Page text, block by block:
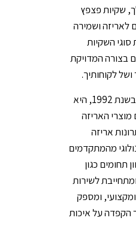
שקיות פצפץ
לאריזה ושמירה
השקיות
בצורה המדויקת
לקוחותיך.
חברת ג.כ. שיווק כלפון, שהוקמה בשנת 1992, היא
האריזה
אריזה
מהמתקדמים
תחומים כגון
לשירות
ומקצועי, ומספק
הקפדה על איכות